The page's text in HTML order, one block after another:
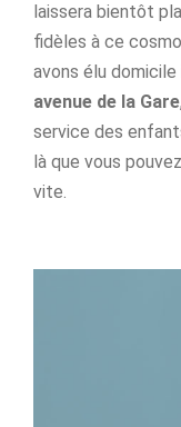
laissera bientôt
fidèles à ce
avons élu domicile
avenue de la Gare
service des
là que vous
vite.